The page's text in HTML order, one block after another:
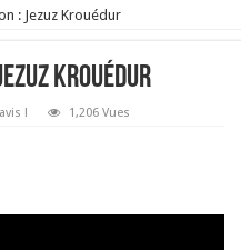
: Jezuz Krouédur
Krouédur
! 1,206 Vues